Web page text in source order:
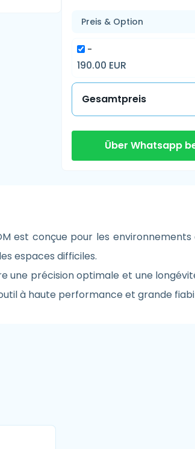
Preis & Option
-
190.00 EUR
Gesamtpreis
Über Whatsapp
est conçue pour les
espaces difficiles.
une précision optimale et une
à haute performance et grande